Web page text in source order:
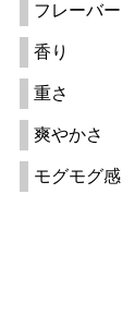
フレーバー
香り
重さ
爽やかさ
モグモグ感